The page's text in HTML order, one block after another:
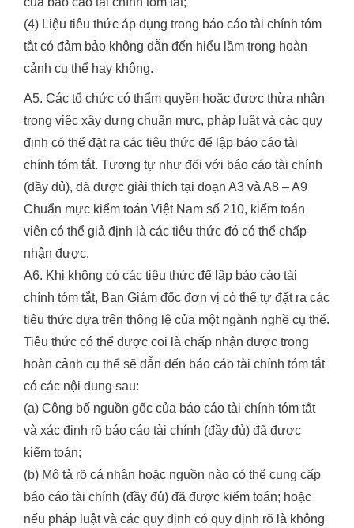
(4) Liệu tiêu thức áp dụng trong báo cáo tài chính tóm
tắt có đảm bảo không dẫn đến hiểu lầm trong hoàn
cảnh cụ thể hay không.
A5. Các tổ chức có thẩm quyền hoặc được thừa nhận
trong việc xây dựng chuẩn mực, pháp luật và các quy
định có thể đặt ra các tiêu thức để lập báo cáo tài
chính tóm tắt. Tương tự như đối với báo cáo tài chính
(đầy đủ), đã được giải thích tại đoạn A3 và A8 – A9
Chuẩn mực kiểm toán Việt Nam số 210, kiểm toán
viên có thể giả định là các tiêu thức đó có thể chấp
nhận được.
A6. Khi không có các tiêu thức để lập báo cáo tài
chính tóm tắt, Ban Giám đốc đơn vị có thể tự đặt ra các
tiêu thức dựa trên thông lệ của một ngành nghề cụ thể.
Tiêu thức có thể được coi là chấp nhận được trong
hoàn cảnh cụ thể sẽ dẫn đến báo cáo tài chính tóm tắt
có các nội dung sau:
(a) Công bố nguồn gốc của báo cáo tài chính tóm tắt
và xác định rõ báo cáo tài chính (đầy đủ) đã được
kiểm toán;
(b) Mô tả rõ cá nhân hoặc nguồn nào có thể cung cấp
báo cáo tài chính (đầy đủ) đã được kiểm toán; hoặc
nếu pháp luật và các quy định có quy định rõ là không